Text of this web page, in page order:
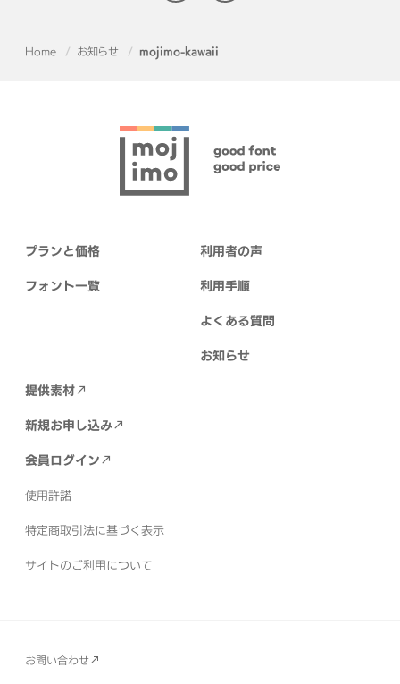
Home お知らせ mojimo-kawaii
プランと価格
フォント一覧
利用者の声
利用手順
よくある質問
お知らせ
提供素材
新規お申し込み
会員ログイン
使用許諾
特定商取引法に基づく表示
サイトのご利用について
お問い合わせ